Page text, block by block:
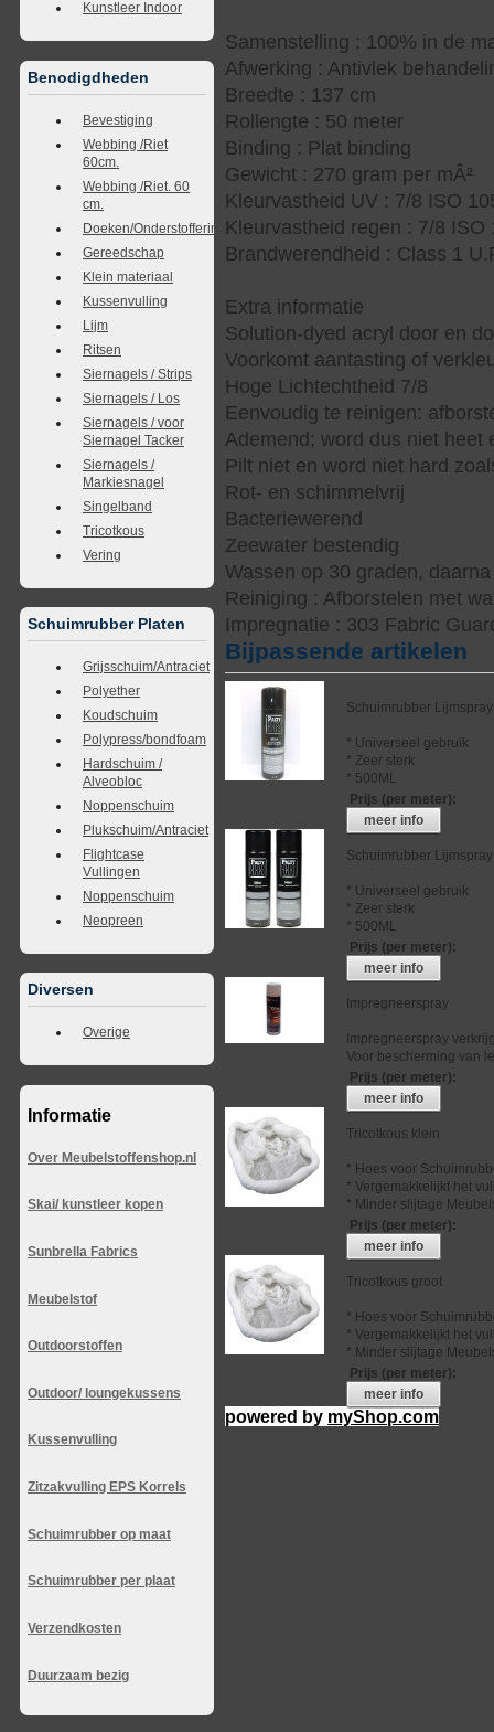
Kunstleer Indoor
Benodigdheden
Bevestiging
Webbing /Riet
60cm.
Webbing /Riet. 60
cm.
Doeken/Onderstoffering
Gereedschap
Klein materiaal
Kussenvulling
Lijm
Ritsen
Siernagels / Strips
Siernagels / Los
Siernagels / voor
Siernagel Tacker
Siernagels /
Markiesnagel
Singelband
Tricotkous
Vering
Schuimrubber Platen
Grijsschuim/Antraciet
Polyether
Koudschuim
Polypress/bondfoam
Hardschuim /
Alveobloc
Noppenschuim
Plukschuim/Antraciet
Flightcase
Vullingen
Noppenschuim
Neopreen
Diversen
Overige
Informatie
Over Meubelstoffenshop.nl
Skai/ kunstleer kopen
Sunbrella Fabrics
Meubelstof
Outdoorstoffen
Outdoor/ loungekussens
Kussenvulling
Zitzakvulling EPS Korrels
Schuimrubber op maat
Schuimrubber per plaat
Verzendkosten
Duurzaam bezig
Samenstelling : 100% in de
Afwerking : Antivlek
Breedte : 137 cm
Rollengte : 50 meter
Binding : Plat binding
Gewicht : 270 gram per mÂ²
Kleurvastheid UV : 7/8 ISO
Kleurvastheid regen : 7/8 ISO
Brandwerendheid : Class 1
Extra informatie
Solution-dyed acryl door en
Voorkomt aantasting of
Hoge Lichtechtheid 7/8
Eenvoudig te reinigen:
Ademend; word dus niet heet
Pilt niet en word niet hard
Rot- en schimmelvrij
Bacteriewerend
Zeewater bestendig
Wassen op 30 graden,
Reiniging : Afborstelen met
Impregnatie : 303 Fabric
Bijpassende artikelen
Schuimrubber Lijmspray
* Universeel gebruik
* Zeer sterk
* 500ML
Prijs (per meter):
meer info
Schuimrubber
* Universeel gebruik
* Zeer sterk
* 500ML
Prijs (per meter):
meer info
Impregneerspray
Impregneerspray
Voor bescherming van
Prijs (per meter):
meer info
Tricotkous klein
* Hoes voor
* Vergemakkelijkt het
* Minder slijtage
Prijs (per meter):
meer info
Tricotkous groot
* Hoes voor
* Vergemakkelijkt het
* Minder slijtage
Prijs (per meter):
meer info
powered by myShop.com